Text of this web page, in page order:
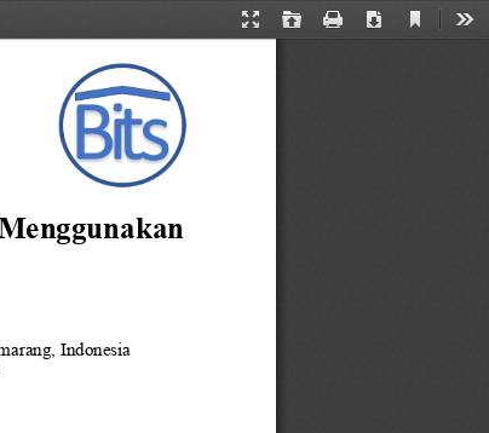
Presentation
Open Print Download
Current
Indonesia